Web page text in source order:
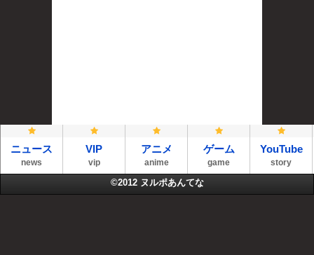
ニュース
news
VIP
vip
アニメ
anime
ゲーム
game
YouTube
story
©2012 ヌルポあんてな